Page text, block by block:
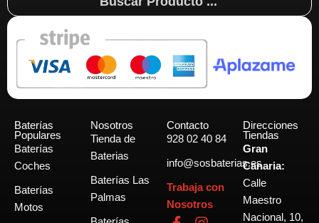
...
Baterías
Populares
Baterías
Coches
Baterías
Motos
Nosotros
Tienda de
Baterias
Baterías Las
Palmas
Contacto
928 02 40 84
info@sosbaterias.es
Trabaja con
Nosotros
F I
Direcciones
Tiendas
Gran
Canaria:
Calle
Maestro
Nacional, 10,